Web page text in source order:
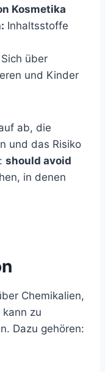
Kosmetika
Inhaltsstoffe
Sich über
und Kinder
ab, die
und das Risiko
should avoid
in denen
Chemikalien,
zu
Dazu gehören: